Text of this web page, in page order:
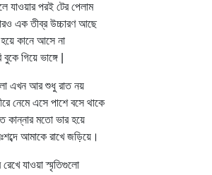
যাওয়ার পরই টের পেলাম
এক তীব্র উচ্চারণ আছে
হয়ে কানে আসে না
বুকে গিয়ে ভাঙ্গে |
এখন আর শুধু রাত নয়
নেমে এসে পাশে বসে থাকে
কান্নার মতো ভার হয়ে
আমাকে রাখে জড়িয়ে।
যাওয়া স্মৃতিগুলো